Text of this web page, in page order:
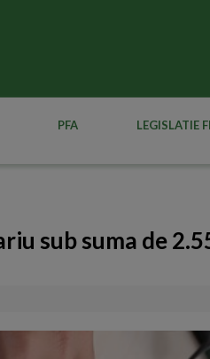
PFA LEGISLATIE
sub suma de